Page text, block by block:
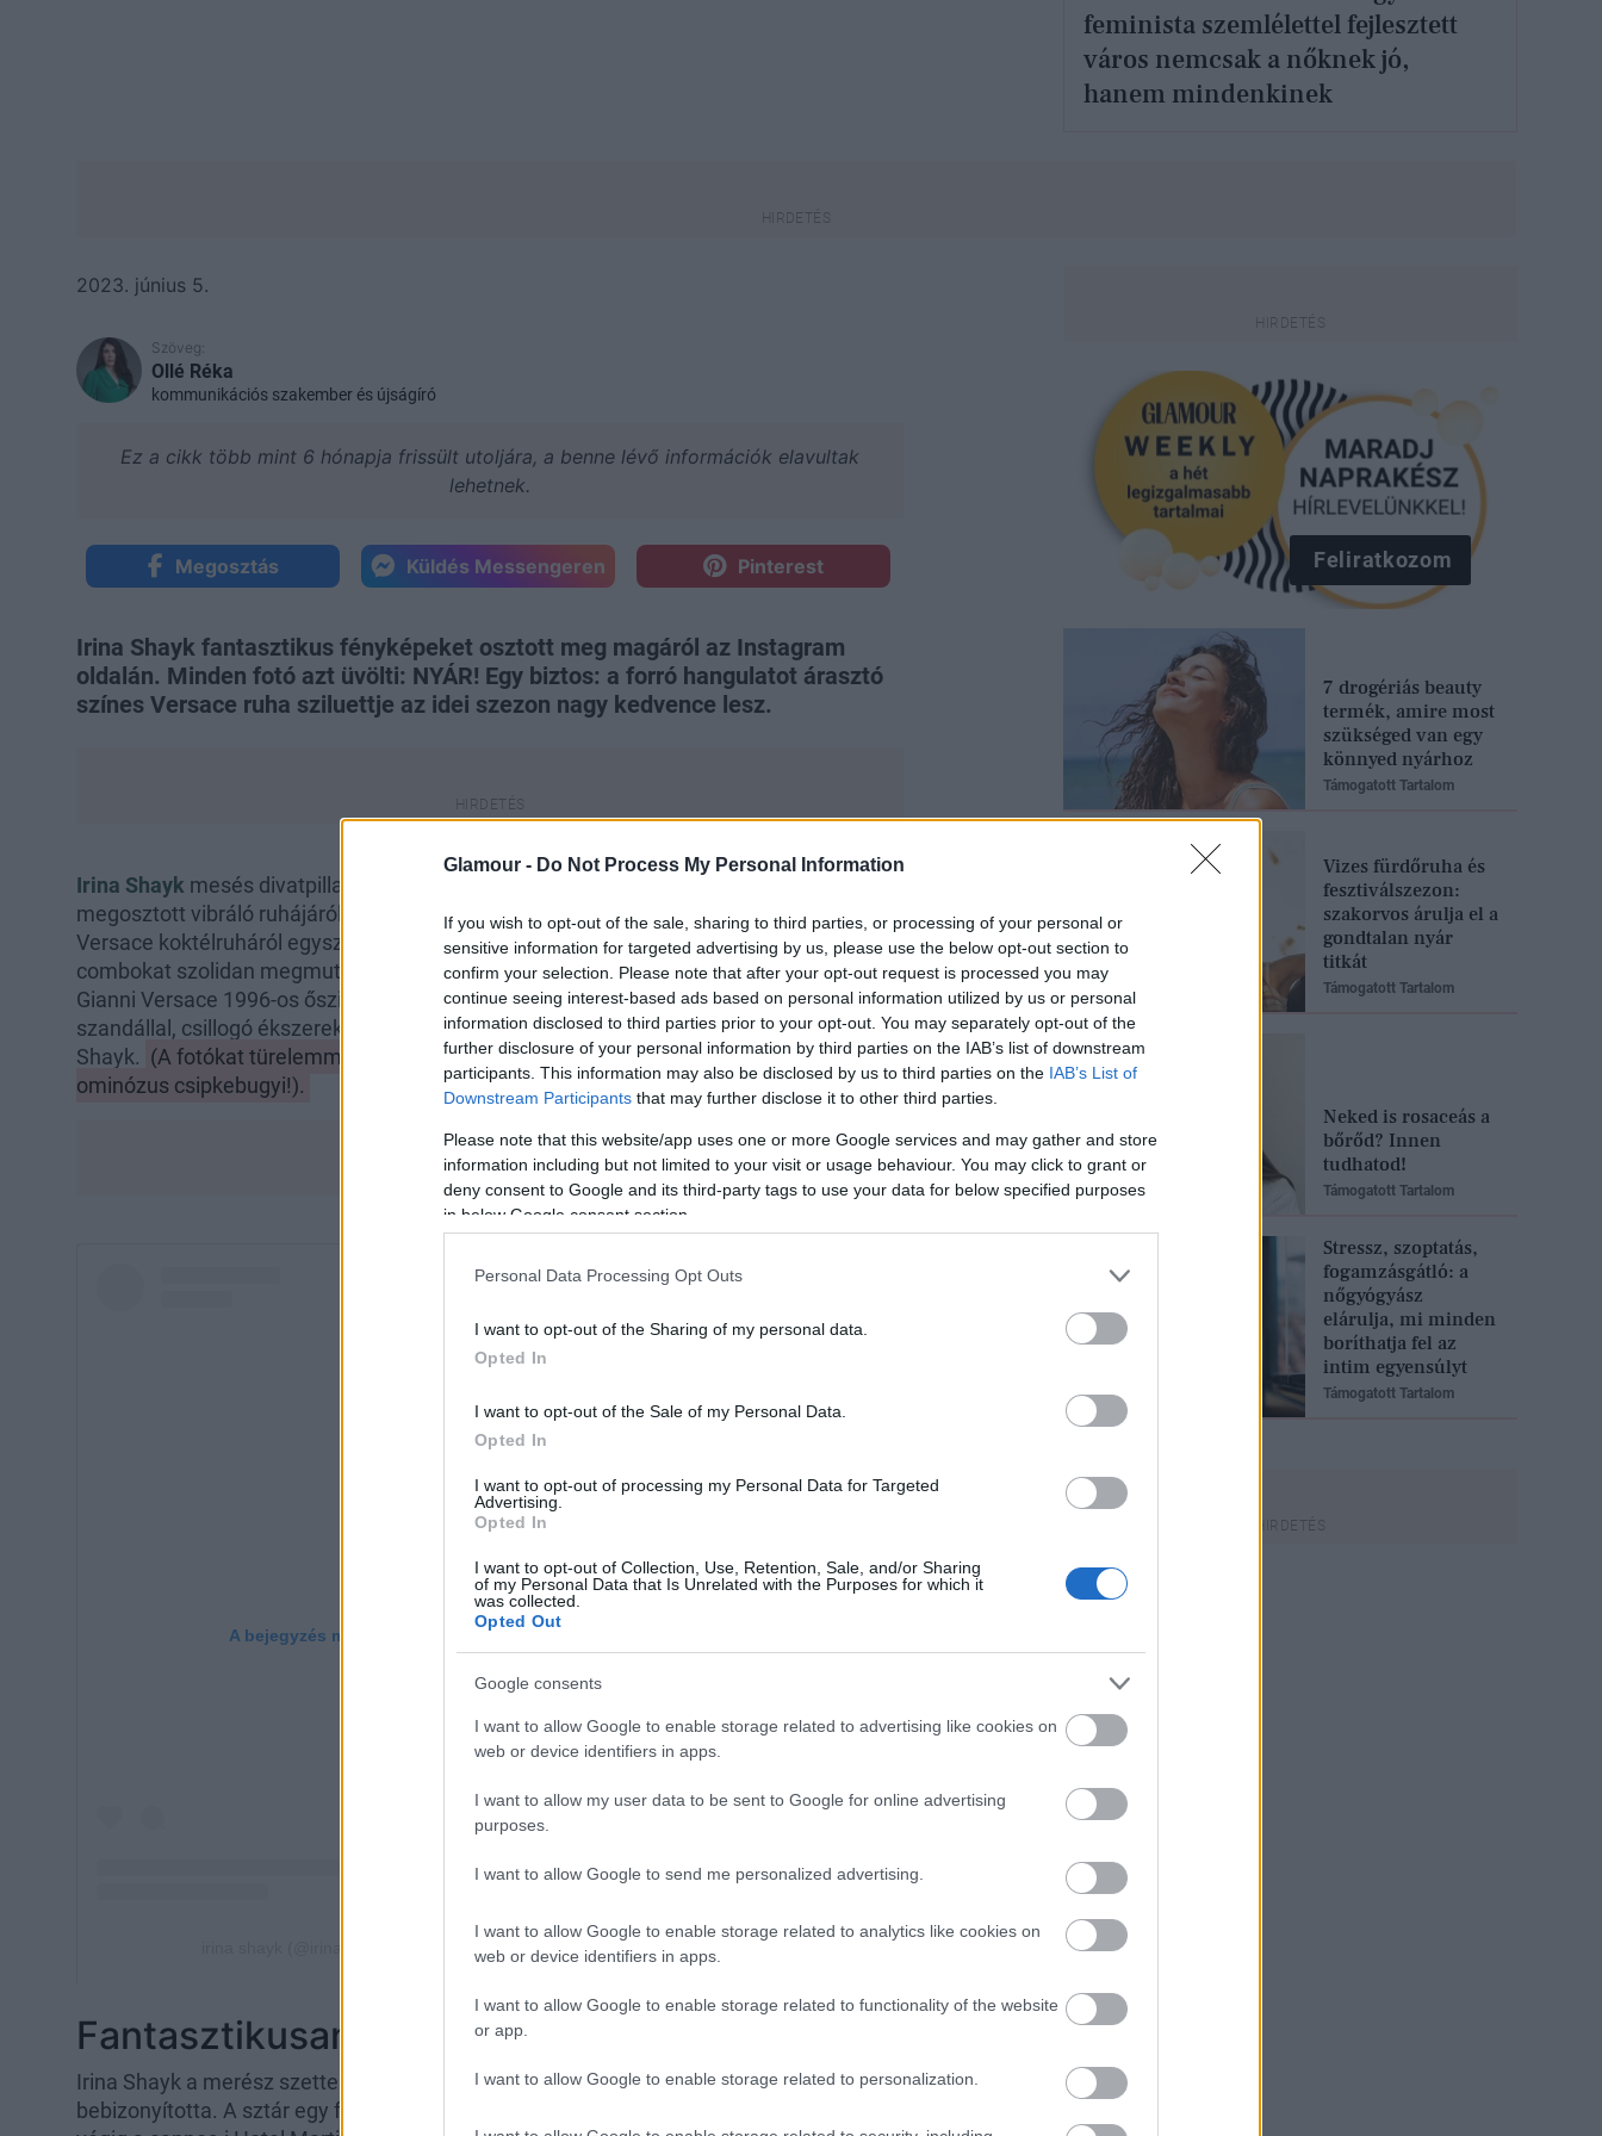
Glamour - Do Not Process My Personal Information
If you wish to opt-out of the sale, sharing to third parties, or processing of your personal or
sensitive information for targeted advertising by us, please use the below opt-out section to
confirm your selection. Please note that after your opt-out request is processed you may
continue seeing interest-based ads based on personal information utilized by us or personal
information disclosed to third parties prior to your opt-out. You may separately opt-out of the
further disclosure of your personal information by third parties on the IAB’s list of downstream
participants. This information may also be disclosed by us to third parties on the IAB’s List of
Downstream Participants that may further disclose it to other third parties.
Please note that this website/app uses one or more Google services and may gather and store
information including but not limited to your visit or usage behaviour. You may click to grant or
deny consent to Google and its third-party tags to use your data for below specified purposes
in below Google consent section.
Personal Data Processing Opt Outs
I want to opt-out of the Sharing of my personal data.
Opted In
I want to opt-out of the Sale of my Personal Data.
Opted In
I want to opt-out of processing my Personal Data for Targeted
Advertising.
Opted In
I want to opt-out of Collection, Use, Retention, Sale, and/or Sharing
of my Personal Data that Is Unrelated with the Purposes for which it
was collected.
Opted Out
Google consents
I want to allow Google to enable storage related to advertising like cookies on
web or device identifiers in apps.
I want to allow my user data to be sent to Google for online advertising
purposes.
I want to allow Google to send me personalized advertising.
I want to allow Google to enable storage related to analytics like cookies on
web or device identifiers in apps.
I want to allow Google to enable storage related to functionality of the website
or app.
I want to allow Google to enable storage related to personalization.
feminista szemlélettel fejlesztett
város nemcsak a nőknek jó,
hanem mindenkinek
2023. június 5.
Szöveg:
Ollé Réka
kommunikációs szakember és újságíró
Ez a cikk több mint 6 hónapja frissült utoljára, a benne lévő információk elavultak
lehetnek.
Megosztás Küldés Messengeren Pinterest
Irina Shayk fantasztikus fényképeket osztott meg magáról az Instagram
oldalán. Minden fotó azt üvölti: NYÁR! Egy biztos: a forró hangulatot árasztó
színes Versace ruha sziluettje az idei szezon nagy kedvence lesz.
Irina Shayk mesés divatpillanatról számolt be a követőinek, több fényképet is
megosztott vibráló ruhájáról, ami lilában, kékben valamint zöldben tündököl. A dögös
Versace koktélruháról egyszerűen nem tudjuk levenni a szemünket, ugyanis a
combokat szolidan megmutató ruha felvágását mesés lila csipkék díszítik. A kreáció
Gianni Versace 1996-os őszi-téli kollekciója egy darabja, amit kristályokkal kirakott
szandállal, csillogó ékszerekkel, valamint csipkés kékeszöld fehérneművel viselt Irina
Shayk. (A fotókat türelemmel lapozd végig, ugyanis az utolsó képen látható az
ominózus csipkebugyi!).
Fantasztikusan áll neki a merészség
Irina Shayk a merész szettek koronázatlan királynője, ezt már többször is
bebizonyította. A sztár egy falatnyi fehérneműszettben, nagyon magabiztosan vonult
Feliratkozom
7 drogériás beauty
termék, amire most
szükséged van egy
könnyed nyárhoz
Támogatott Tartalom
Vizes fürdőruha és
fesztiválszezon:
szakorvos árulja el a
gondtalan nyár
titkát
Támogatott Tartalom
Neked is rosaceás a
bőrőd? Innen
tudhatod!
Támogatott Tartalom
Stressz, szoptatás,
fogamzásgátló: a
nőgyógyász
elárulja, mi minden
boríthatja fel az
intim egyensúlyt
Támogatott Tartalom